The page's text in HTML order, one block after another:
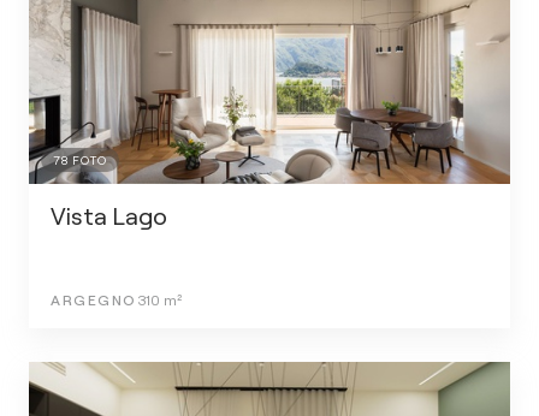
78FOTO
Vista Lago
ARGEGNO 310 m²